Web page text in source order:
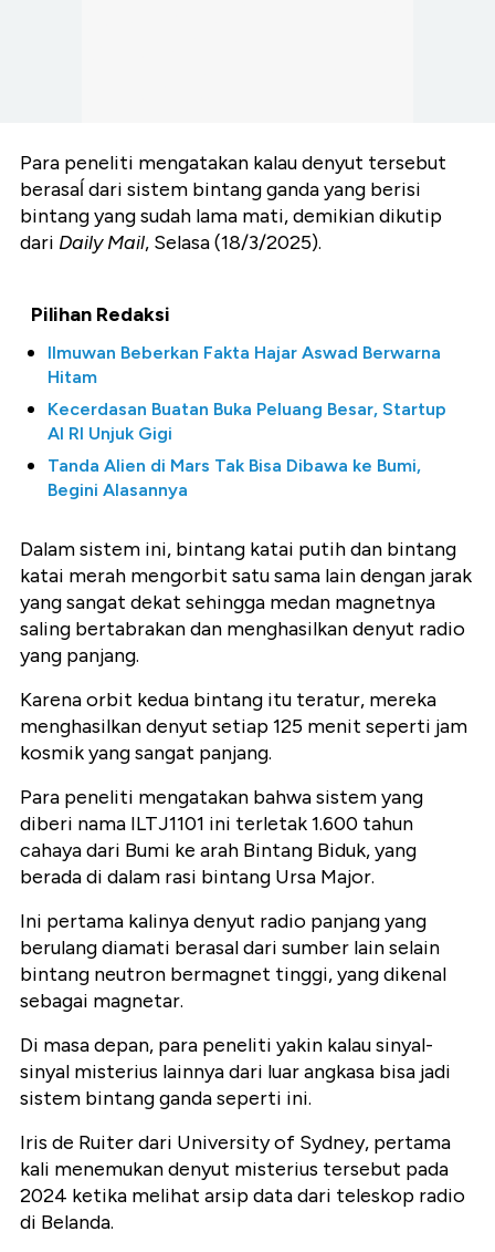
Para peneliti mengatakan kalau denyut tersebut
berasaĺ dari sistem bintang ganda yang berisi
bintang yang sudah lama mati, demikian dikutip
dari Daily Mail, Selasa (18/3/2025).
Pilihan Redaksi
Ilmuwan Beberkan Fakta Hajar Aswad Berwarna
Hitam
Kecerdasan Buatan Buka Peluang Besar, Startup
AI RI Unjuk Gigi
Tanda Alien di Mars Tak Bisa Dibawa ke Bumi,
Begini Alasannya
Dalam sistem ini, bintang katai putih dan bintang
katai merah mengorbit satu sama lain dengan jarak
yang sangat dekat sehingga medan magnetnya
saling bertabrakan dan menghasilkan denyut radio
yang panjang.
Karena orbit kedua bintang itu teratur, mereka
menghasilkan denyut setiap 125 menit seperti jam
kosmik yang sangat panjang.
Para peneliti mengatakan bahwa sistem yang
diberi nama ILTJ1101 ini terletak 1.600 tahun
cahaya dari Bumi ke arah Bintang Biduk, yang
berada di dalam rasi bintang Ursa Major.
Ini pertama kalinya denyut radio panjang yang
berulang diamati berasal dari sumber lain selain
bintang neutron bermagnet tinggi, yang dikenal
sebagai magnetar.
Di masa depan, para peneliti yakin kalau sinyal-
sinyal misterius lainnya dari luar angkasa bisa jadi
sistem bintang ganda seperti ini.
Iris de Ruiter dari University of Sydney, pertama
kali menemukan denyut misterius tersebut pada
2024 ketika melihat arsip data dari teleskop radio
di Belanda.